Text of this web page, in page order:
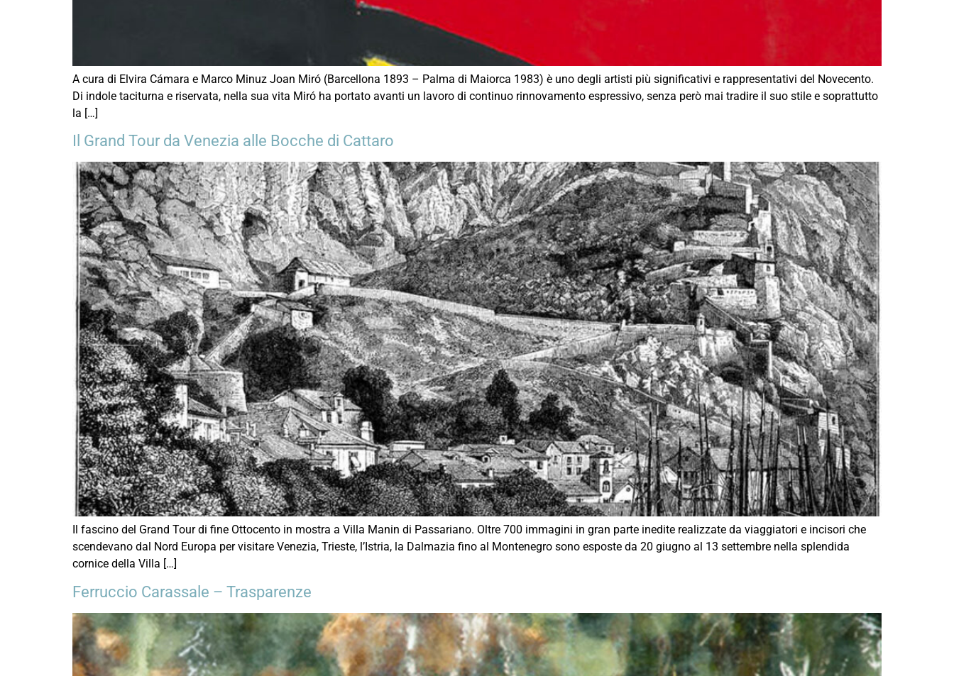
A cura di Elvira Cámara e Marco Minuz Joan Miró (Barcellona 1893 – Palma di Maiorca 1983) è uno degli artisti più significativi e rappresentativi del Novecento.
Di indole taciturna e riservata, nella sua vita Miró ha portato avanti un lavoro di continuo rinnovamento espressivo, senza però mai tradire il suo stile e soprattutto
la […]
Il Grand Tour da Venezia alle Bocche di Cattaro
Il fascino del Grand Tour di fine Ottocento in mostra a Villa Manin di Passariano. Oltre 700 immagini in gran parte inedite realizzate da viaggiatori e incisori che
scendevano dal Nord Europa per visitare Venezia, Trieste, l’Istria, la Dalmazia fino al Montenegro sono esposte da 20 giugno al 13 settembre nella splendida
cornice della Villa […]
Ferruccio Carassale – Trasparenze